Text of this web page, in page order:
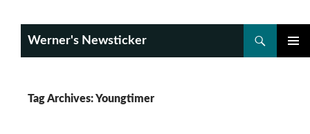
Werner's Newsticker
Tag Archives: Youngtimer